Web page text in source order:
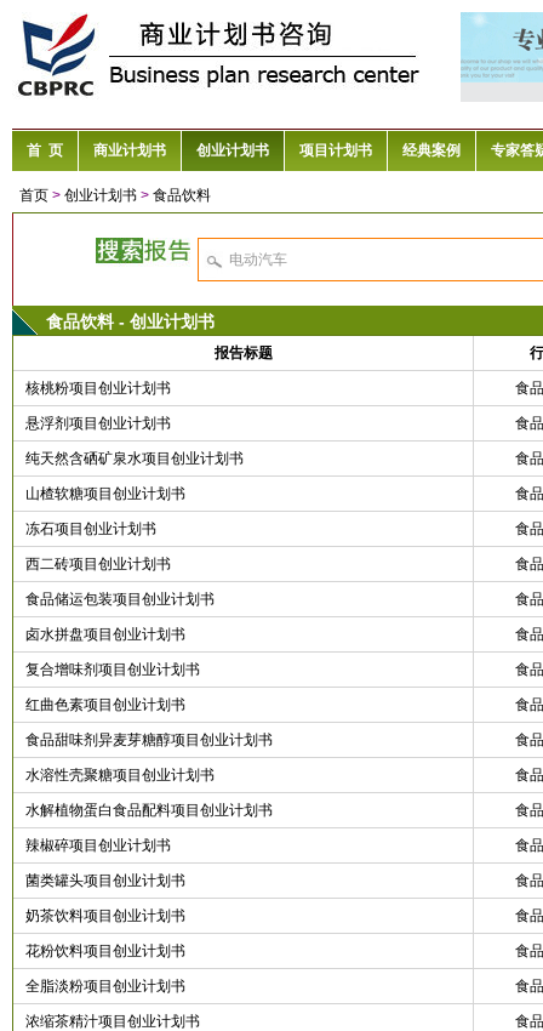
首 页 商业计划书 创业计划书 项目计划书 经典案例 专家答
首页 > 创业计划书 > 食品饮料
食品饮料 - 创业计划书
报告标题
核桃粉项目创业计划书 食
悬浮剂项目创业计划书 食
纯天然含硒矿泉水项目创业计划书 食
山楂软糖项目创业计划书 食
冻石项目创业计划书 食
西二砖项目创业计划书 食
食品储运包装项目创业计划书 食
卤水拼盘项目创业计划书 食
复合增味剂项目创业计划书 食
红曲色素项目创业计划书 食
食品甜味剂异麦芽糖醇项目创业计划书 食
水溶性壳聚糖项目创业计划书 食
水解植物蛋白食品配料项目创业计划书 食
辣椒碎项目创业计划书 食
菌类罐头项目创业计划书 食
奶茶饮料项目创业计划书 食
花粉饮料项目创业计划书 食
全脂淡粉项目创业计划书 食
浓缩茶精汁项目创业计划书 食